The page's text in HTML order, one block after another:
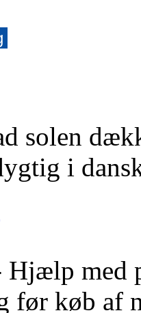
solen
i
Hjælp med
før køb af